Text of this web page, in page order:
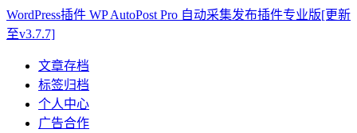
WordPress插件 WP AutoPost Pro 自动采集发布插件专业版[更新
至v3.7.7]
文章存档
标签归档
个人中心
广告合作